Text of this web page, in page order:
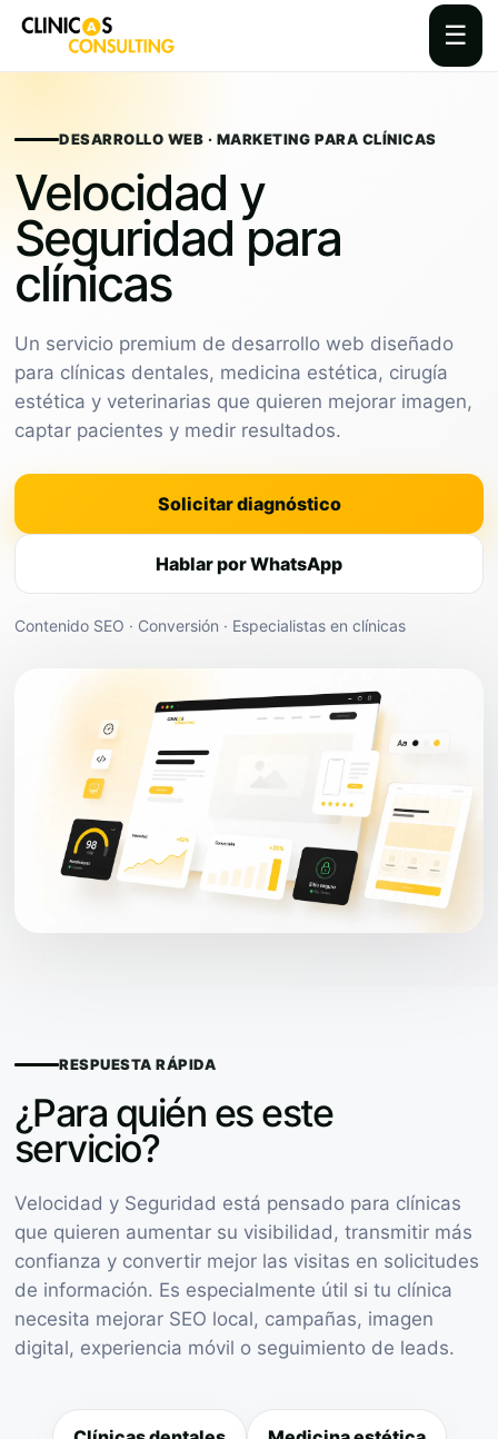
☰
contentDESARROLLO WEB · MARKETING PARA CLÍNICAS
Velocidad y
Seguridad para
clínicas
Un servicio premium de desarrollo web diseñado
para clínicas dentales, medicina estética, cirugía
estética y veterinarias que quieren mejorar imagen,
captar pacientes y medir resultados.
Solicitar diagnóstico
Hablar por WhatsApp
Contenido SEO · Conversión · Especialistas en clínicas
RESPUESTA RÁPIDA
¿Para quién es este
servicio?
Velocidad y Seguridad está pensado para clínicas
que quieren aumentar su visibilidad, transmitir más
confianza y convertir mejor las visitas en solicitudes
de información. Es especialmente útil si tu clínica
necesita mejorar SEO local, campañas, imagen
digital, experiencia móvil o seguimiento de leads.